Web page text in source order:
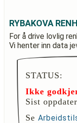
RYBAKOVA
For å drive lovlig
Vi henter inn data
STATUS:
Ikke
Sist
Se